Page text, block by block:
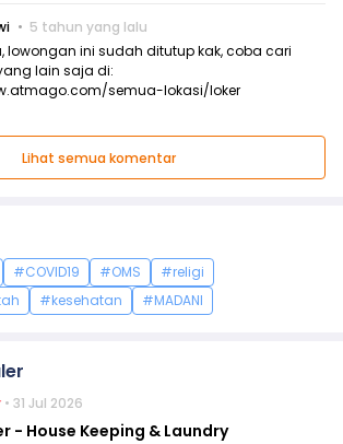
5 tahun yang lalu
lowongan ini sudah ditutup kak, coba cari
lain saja di:
semua-lokasi/loker
Lihat semua komentar
#COVID19 #OMS
#religi
#kesehatan #MADANI
• 31 Jul 2026
- House Keeping & Laundry